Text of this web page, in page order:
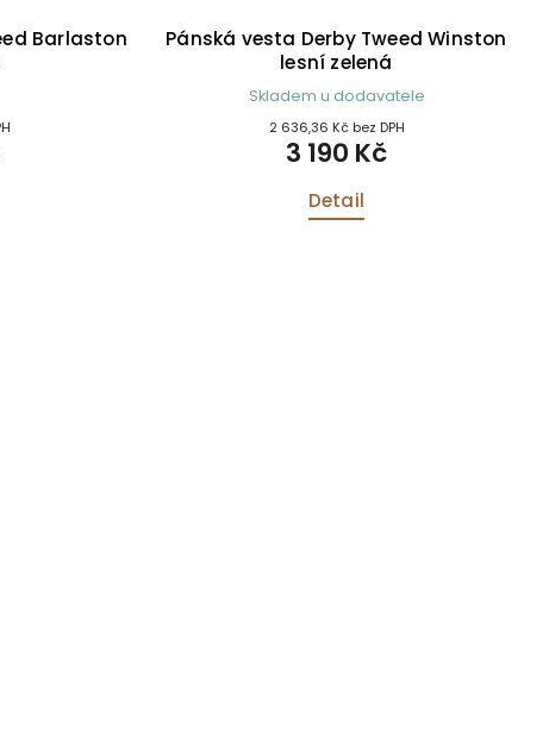
Barlaston
Pánská vesta Derby Tweed Winston
lesní zelená
Skladem u dodavatele
2 636,36 Kč bez DPH
3 190 Kč
Detail